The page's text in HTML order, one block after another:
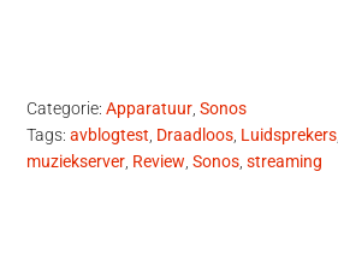
Categorie:Apparatuur ,Sonos
Tags:avblogtest Draadloos Luidsprekers
muziekserver Review ,Sonos ,streaming